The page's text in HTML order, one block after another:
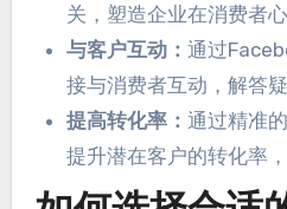
关，塑造企业在消费者
与客户互动： 通过
接与消费者互动，解答
提高转化率： 通过精准
提升潜在客户的转化率